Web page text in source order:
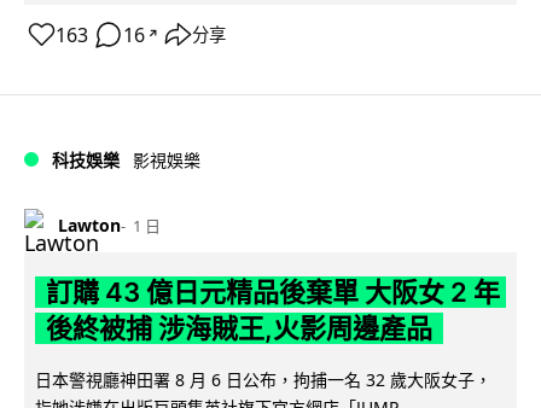
163 16 ↗ 分享
科技娛樂 影視娛樂
Lawton 1 日
訂購 43 億日元精品後棄單 大阪女 2 年
後終被捕 涉海賊王,火影周邊產品
日本警視廳神田署 8 月 6 日公布，拘捕一名 32 歲大阪女子，